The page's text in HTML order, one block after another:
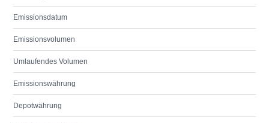
Emissionsdatum
Emissionsvolumen
Umlaufendes Volumen
Emissionswährung
Depotwährung